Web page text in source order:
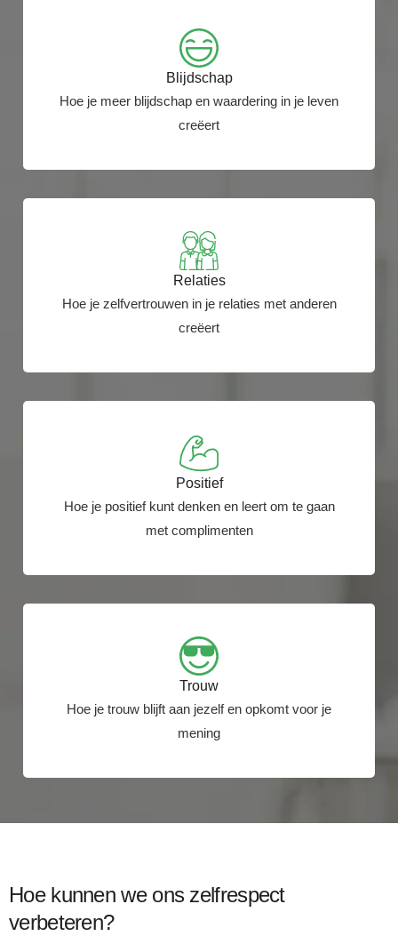
Blijdschap
Hoe je meer blijdschap en waardering in je leven
creëert
Relaties
Hoe je zelfvertrouwen in je relaties met anderen
creëert
Positief
Hoe je positief kunt denken en leert om te gaan
met complimenten
Trouw
Hoe je trouw blijft aan jezelf en opkomt voor je
mening
Hoe kunnen we ons zelfrespect
verbeteren?